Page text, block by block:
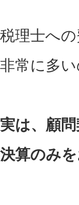
税理士へ
非常に多い
実は、顧
決算のみ